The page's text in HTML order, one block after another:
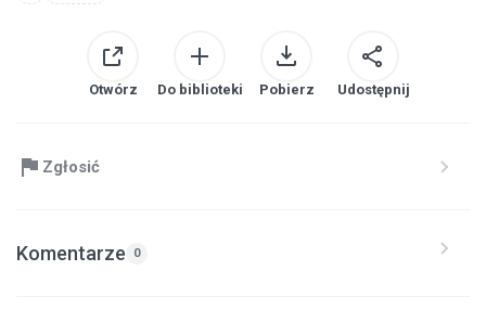
Otwórz Do biblioteki Pobierz Udostępnij
Zgłosić
Komentarze 0